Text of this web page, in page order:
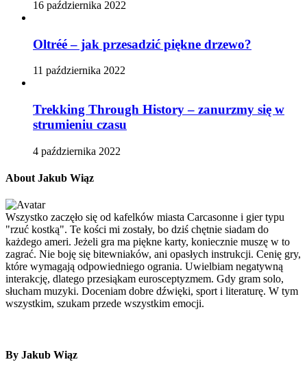
16 października 2022
Oltréé – jak przesadzić piękne drzewo?
11 października 2022
Trekking Through History – zanurzmy się w
strumieniu czasu
4 października 2022
About Jakub Wiąz
Wszystko zaczęło się od kafelków miasta Carcasonne i gier typu
"rzuć kostką". Te kości mi zostały, bo dziś chętnie siadam do
każdego ameri. Jeżeli gra ma piękne karty, koniecznie muszę w to
zagrać. Nie boję się bitewniaków, ani opasłych instrukcji. Cenię gry,
które wymagają odpowiedniego ogrania. Uwielbiam negatywną
interakcję, dlatego przesiąkam eurosceptyzmem. Gdy gram solo,
słucham muzyki. Doceniam dobre dźwięki, sport i literaturę. W tym
wszystkim, szukam przede wszystkim emocji.
By Jakub Wiąz